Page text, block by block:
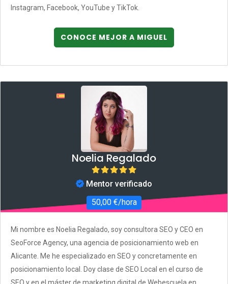
Instagram, Facebook, YouTube y TikTok.
CONOCE MEJOR A MIGUEL
Noelia Regalado
Mentor verificado
50,00 €/hora
Mi nombre es Noelia Regalado, soy consultora SEO y CEO en
SeoForce Agency, una agencia de posicionamiento web en
Alicante. Me he especializado en SEO y concretamente en
posicionamiento local. Doy clase de SEO Local en el curso de